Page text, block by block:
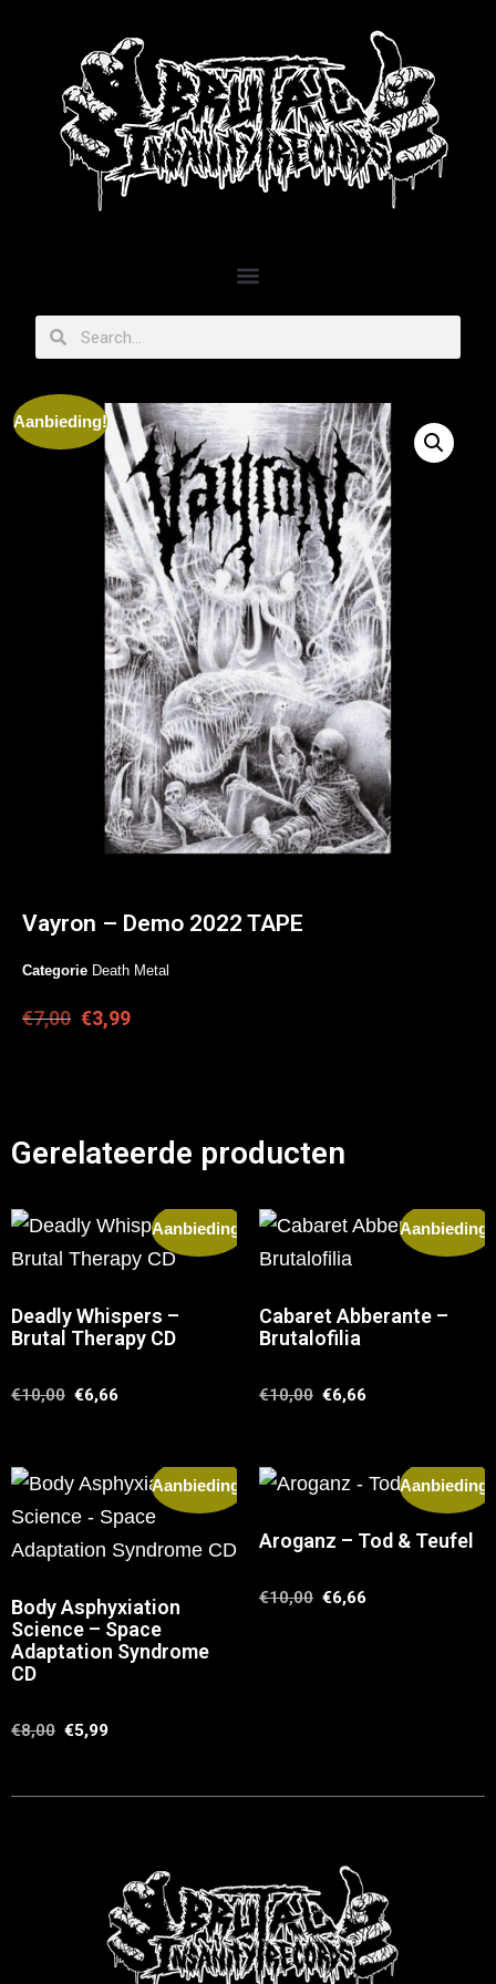
Aanbieding!
Vayron – Demo 2022 TAPE
Categorie Death Metal
€7,00 €3,99
Gerelateerde producten
Aanbieding!
Deadly Whispers –
Brutal Therapy CD
€10,00 €6,66
Aanbieding!
Cabaret Abberante –
Brutalofilia
€10,00 €6,66
Aanbieding!
Body Asphyxiation
Science – Space
Adaptation Syndrome
CD
€8,00 €5,99
Aanbieding!
Aroganz – Tod & Teufel
€10,00 €6,66